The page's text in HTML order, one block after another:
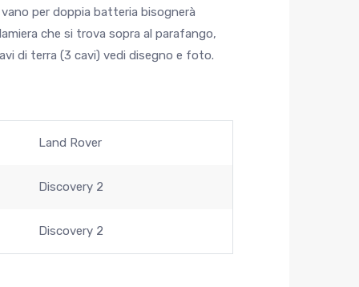
per doppia batteria bisognerà
che si trova sopra al parafango,
di terra (3 cavi) vedi disegno e foto.
Land Rover
Discovery 2
Discovery 2